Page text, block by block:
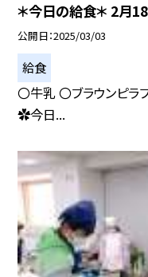
＊今日の給食＊ 2月
公開日 2025/03/03
給食
〇牛乳 〇ブラウンピラ
✿今日...